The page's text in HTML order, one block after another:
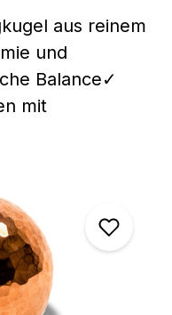
aus reinem
und
Balance✓
mit